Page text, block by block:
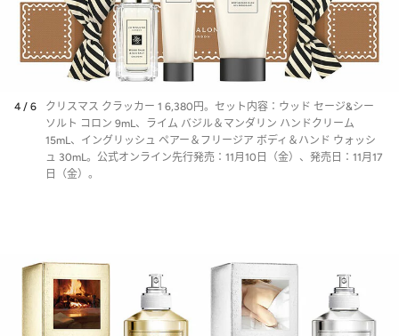
4 / 6
クリスマス クラッカー 1 6,380円。セット内容：ウッド セージ&シー
ソルト コロン 9mL、ライム バジル＆マンダリン ハンドクリーム
15mL、イングリッシュ ペアー＆フリージア ボディ＆ハンド ウォッシ
ュ 30mL。公式オンライン先行発売：11月10日（金）、発売日：11月17
日（金）。